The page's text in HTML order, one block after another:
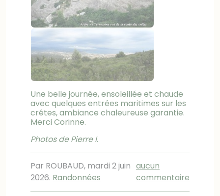
Une belle journée, ensoleillée et chaude
avec quelques entrées maritimes sur les
crêtes, ambiance chaleureuse garantie.
Merci Corinne.
Photos de Pierre I.
Par ROUBAUD, mardi 2 juin
2026. Randonnées
aucun
commentaire